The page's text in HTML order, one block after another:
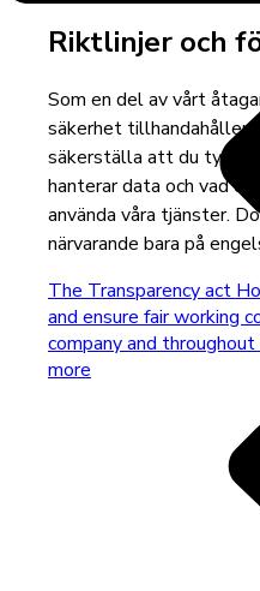
Riktlinjer och
Som en del av vårt
säkerhet tillhandahåller
säkerställa att du tydligt
hanterar data och vad
använda våra tjänster.
närvarande bara på
The Transparency act
and ensure fair working
company and throughout
more